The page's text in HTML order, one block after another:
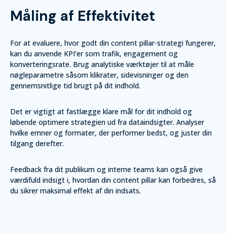
Måling af Effektivitet
For at evaluere, hvor godt din content pillar-strategi fungerer,
kan du anvende KPI’er som trafik, engagement og
konverteringsrate. Brug analytiske værktøjer til at måle
nøgleparametre såsom klikrater, sidevisninger og den
gennemsnitlige tid brugt på dit indhold.
Det er vigtigt at fastlægge klare mål for dit indhold og
løbende optimere strategien ud fra dataindsigter. Analyser
hvilke emner og formater, der performer bedst, og juster din
tilgang derefter.
Feedback fra dit publikum og interne teams kan også give
værdifuld indsigt i, hvordan din content pillar kan forbedres, så
du sikrer maksimal effekt af din indsats.